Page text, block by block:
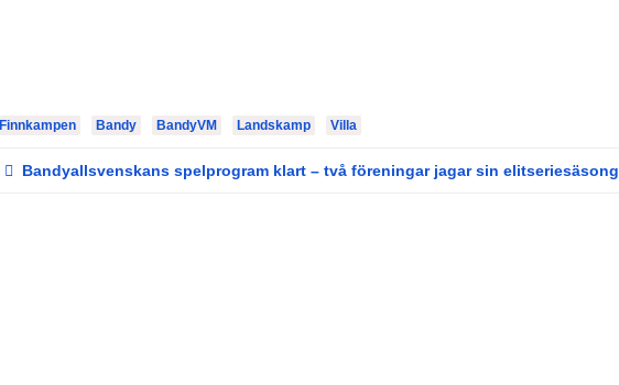
Finnkampen Bandy BandyVM Landskamp Villa
Bandyallsvenskans spelprogram klart – två föreningar jagar sin elitseriesäsong